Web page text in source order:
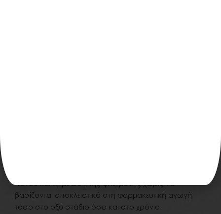
πόνου και τη μείωση της φλεγμονής χωρίς να
βασίζονται αποκλειστικά στη φαρμακευτική αγωγή
τόσο στο οξύ στάδιο όσο και στο χρόνιο.